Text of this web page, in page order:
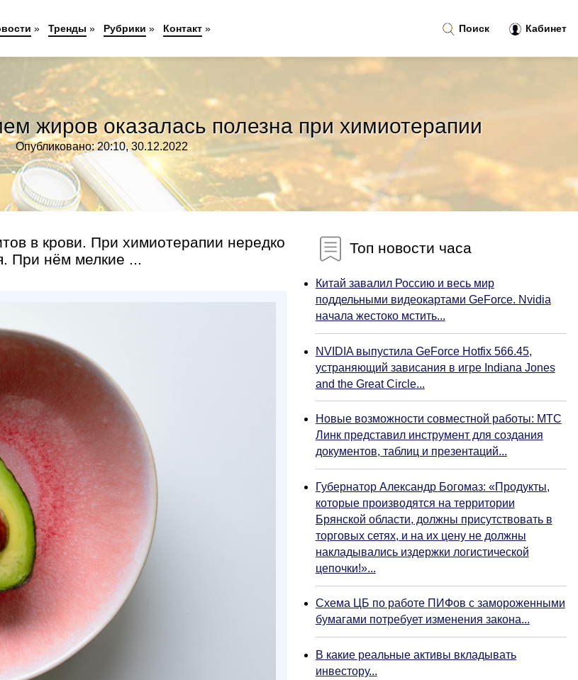
жиров оказалась полезна при химиотерапии
Опубликовано: 20:10, 30.12.2022
в крови. При химиотерапии нередко
При нём мелкие ...
Топ новости часа
Китай завалил Россию и весь мир
поддельными видеокартами GeForce. Nvidia
начала жестоко мстить...
NVIDIA выпустила GeForce Hotfix 566.45,
устраняющий зависания в игре Indiana Jones
and the Great Circle...
Новые возможности совместной работы: МТС
Линк представил инструмент для создания
документов, таблиц и презентаций...
Губернатор Александр Богомаз: «Продукты,
которые производятся на территории
Брянской области, должны присутствовать в
торговых сетях, и на их цену не должны
накладывались издержки логистической
цепочки!»...
Схема ЦБ по работе ПИФов с замороженными
бумагами потребует изменения закона...
В какие реальные активы вкладывать
инвестору...
Поиск Кабинет
» Тренды » Рубрики » Контакт»